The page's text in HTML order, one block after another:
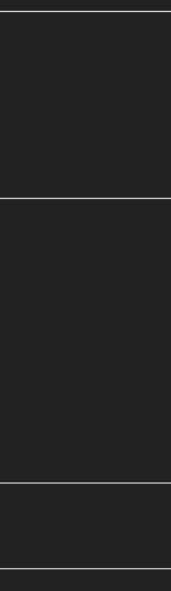
stap je